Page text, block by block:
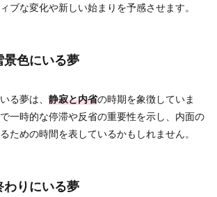
ブな変化や新しい始まりを予感させます。
色にいる夢
る夢は、 静寂と内省の時期を象徴していま
一時的な停滞や反省の重要性を示し、内面の
ための時間を表しているかもしれません。
りにいる夢